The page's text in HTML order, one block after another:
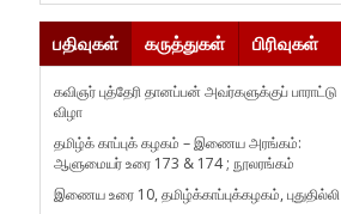
பதிவுகள் கருத்துகள் பிரிவுகள்
கவிஞர் புத்தேரி தானப்பன் அவர்களுக்குப் பாராட்டு
விழா
தமிழ்க் காப்புக் கழகம் – இணைய அரங்கம்:
ஆளுமையர் உரை 173 & 174 ; நூலரங்கம்
இணைய உரை 10, தமிழ்க்காப்புக்கழகம், புதுதில்லி